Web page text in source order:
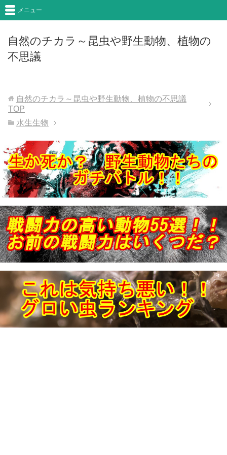
自然のチカラ～昆虫や野生動物、植物の
不思議
メニュー
自然のチカラ～昆虫や野生動物、植物の不思議
TOP
水生生物